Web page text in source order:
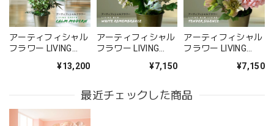
無事に届いたようです。 注文時に、間違えて記入してどう
しようと思っていた所に、丁寧な電話をいただき助かりまし
た。 送り先の友人から写真が送られてきましたが、とても
立派なアレンジメントで感激しました。 友人も喜んでいま
慮されていたようです。 お願いして良かったです。 また機
ました。
アーティフィシャル
フラワー LIVING
Modern” 「置くだけ
¥13,200
アーティフィシャル
フラワー LIVING
Remembrance”
寄り添う花」お悔や
¥7,150
アーティフィシャル
フラワー LIVING
“Tender Silence”
く」お悔やみやお供
¥7,150
最近チェックした商品